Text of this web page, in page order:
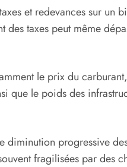
et redevances sur un
taxes peut même
le prix du
le poids des
diminution progressive
fragilisées par des